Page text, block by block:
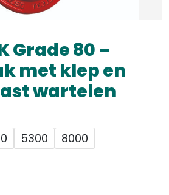
Grade 80 –
met klep en
wartelen
5300
8000